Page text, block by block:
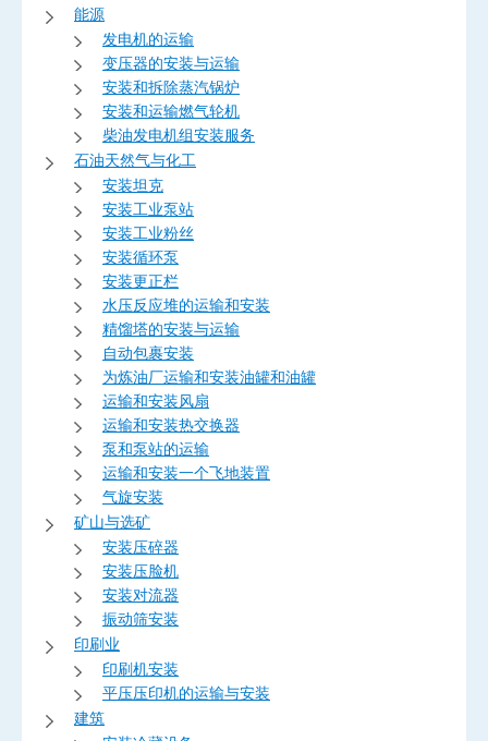
能源
发电机的运输
变压器的安装与运输
安装和拆除蒸汽锅炉
安装和运输燃气轮机
柴油发电机组安装服务
石油天然气与化工
安装坦克
安装工业泵站
安装工业粉丝
安装循环泵
安装更正栏
水压反应堆的运输和安装
精馏塔的安装与运输
自动包裹安装
为炼油厂运输和安装油罐和油罐
运输和安装风扇
运输和安装热交换器
泵和泵站的运输
运输和安装一个飞地装置
气旋安装
矿山与选矿
安装压碎器
安装压脸机
安装对流器
振动筛安装
印刷业
印刷机安装
平压压印机的运输与安装
建筑